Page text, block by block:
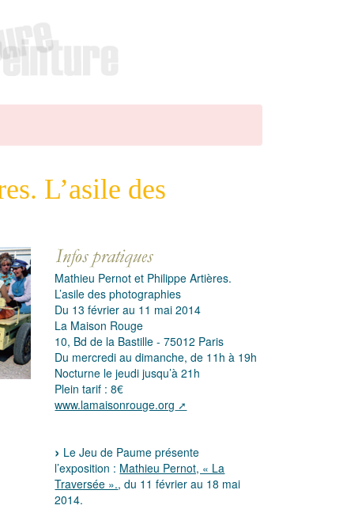
L’asile des
Mathieu Pernot et Philippe Artières.
L’asile des photographies
Du 13 février au 11 mai 2014
La Maison Rouge
10, Bd de la Bastille - 75012 Paris
Du mercredi au dimanche, de 11h à 19h
Nocturne le jeudi jusqu’à 21h
Plein tarif : 8€
www.lamaisonrouge.org
Le Jeu de Paume présente
l’exposition : Mathieu Pernot, « La
Traversée »., du 11 février au 18 mai
2014.